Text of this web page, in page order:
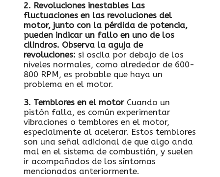
2. Revoluciones inestables Las
fluctuaciones en las revoluciones del
motor, junto con la pérdida de potencia,
pueden indicar un fallo en uno de los
cilindros. Observa la aguja de
revoluciones: si oscila por debajo de los
niveles normales, como alrededor de 600-
800 RPM, es probable que haya un
problema en el motor.
3. Temblores en el motor Cuando un
pistón falla, es común experimentar
vibraciones o temblores en el motor,
especialmente al acelerar. Estos temblores
son una señal adicional de que algo anda
mal en el sistema de combustión, y suelen
ir acompañados de los síntomas
mencionados anteriormente.